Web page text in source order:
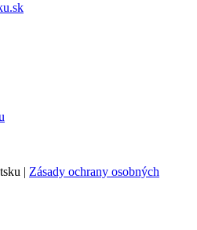
| Zásady ochrany osobných